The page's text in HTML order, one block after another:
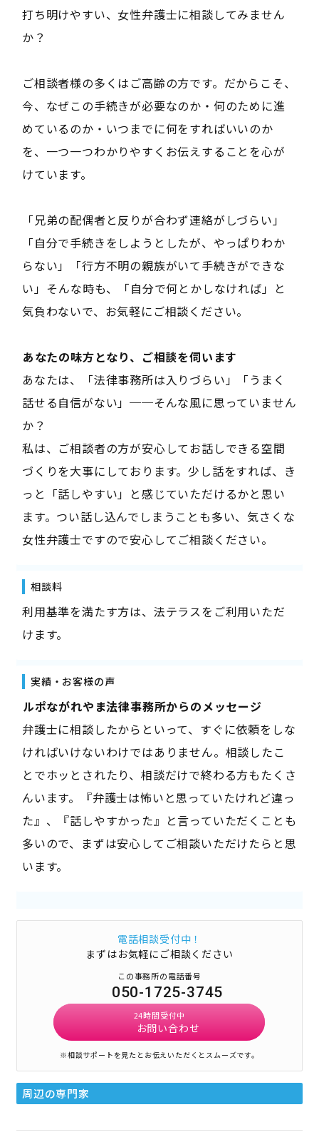
打ち明けやすい、女性弁護士に相談してみません
か？
ご相談者様の多くはご高齢の方です。だからこそ、
今、なぜこの手続きが必要なのか・何のために進
めているのか・いつまでに何をすればいいのか
を、一つ一つわかりやすくお伝えすることを心が
けています。
「兄弟の配偶者と反りが合わず連絡がしづらい」
「自分で手続きをしようとしたが、やっぱりわか
らない」「行方不明の親族がいて手続きができな
い」――そんな時も、「自分で何とかしなければ」と
気負わないで、お気軽にご相談ください。
――あなたの味方となり、ご相談を伺います――
あなたは、「法律事務所は入りづらい」「うまく
話せる自信がない」──そんな風に思っていません
か？
私は、ご相談者の方が安心してお話しできる空間
づくりを大事にしております。少し話をすれば、き
っと「話しやすい」と感じていただけるかと思い
ます。つい話し込んでしまうことも多い、気さくな
女性弁護士ですので安心してご相談ください。
相談料
利用基準を満たす方は、法テラスをご利用いただ
けます。
実績・お客様の声
――ルポながれやま法律事務所からのメッセージ――
弁護士に相談したからといって、すぐに依頼をしな
ければいけないわけではありません。相談したこ
とでホッとされたり、相談だけで終わる方もたくさ
んいます。『弁護士は怖いと思っていたけれど違っ
た』、『話しやすかった』と言っていただくことも
多いので、まずは安心してご相談いただけたらと思
います。
電話相談受付中！
まずはお気軽にご相談ください
この事務所の電話番号
050-1725-3745
24時間受付中
お問い合わせ
※相談サポートを見たとお伝えいただくとスムーズです。
周辺の専門家